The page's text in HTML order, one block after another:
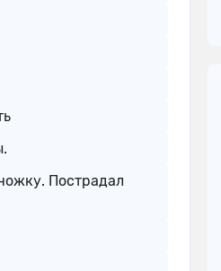
Пострадал